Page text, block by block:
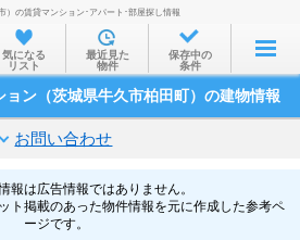
お部屋を探す
沿線・駅から
住所から
家賃相場から
通勤通学時間から
物件特集から
の賃貸マンション･アパート･部屋探し情報
気になる
リスト
最近見た
物件
保存中の
条件
ン（茨城県牛久市柏田町）の建物情報
お問い合わせ
報は広告情報ではありません。
ト掲載のあった物件情報を元に作成した参考ペ
ージです。